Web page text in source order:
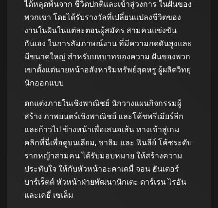
ได้หลุดพ้นจาก ชีวิตปกติและเข้าสู่วงการ ในฝันของ
พวกเขา โดยได้รับรางวัลที่เปลี่ยนแปลงชีวิตของ
งานในฝันในแต่ละตอนผู้สมัคร สามคนแข่งขัน
กันเอง ในการสัมภาษณ์งาน ที่มีความกดดันสูงและ
มีขนาดใหญ่ สําหรับบทบาทของความ ฝันของพวก
เขาตั้งแต่นายหน้าอสังหาริมทรัพย์สุดหรู ผู้ผลิตวิทยุ
นักออกแบบ
ตกแต่งภายในเชิงพาณิชย์ นักวางแผนกิจกรรมผู้
สร้าง ภาพยนตร์เชิงพาณิชย์ และโค้ชพรีเมียร์ลีก
และก้าวไป ข้างหน้าเพื่อเสนอเส้น ทางเข้าสู่เกม
คลิกที่นี่เพื่อดูบนเลียม, ชาลิม และ ฟินลีย์ โค้ชระดับ
รากหญ้าสามคน ได้รับมอบหมาย ให้สร้างความ
ประทับใจ ให้กับหัวหน้าอะคาเดมี่ จอน ฮันเตอร์
บาร์เร็ตต์ หัวหน้าฝ่ายพัฒนานักเตะ ดาร์เรน ไรอัน
และเคธี่ เซเล็ม